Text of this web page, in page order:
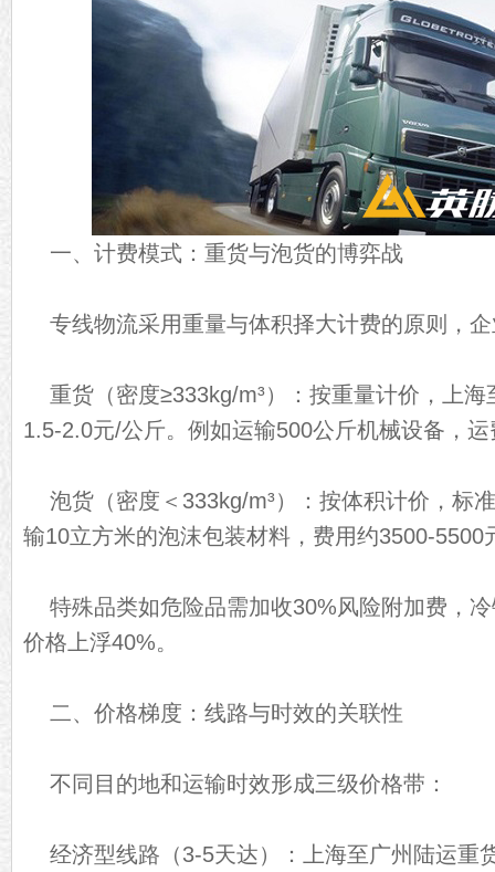
一、计费模式：重货与泡货的博弈战
专线物流采用重量与体积择大计费的原则，
重货（密度≥333kg/m³）：按重量计价，上
1.5-2.0元/公斤。例如运输500公斤机械设备，
泡货（密度＜333kg/m³）：按体积计价，标
输10立方米的泡沫包装材料，费用约3500-5500
特殊品类如危险品需加收30%风险附加费，
价格上浮40%。
二、价格梯度：线路与时效的关联性
不同目的地和运输时效形成三级价格带：
经济型线路（3-5天达）：上海至广州陆运重